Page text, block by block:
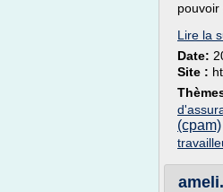
pouvoir
Lire la
Date:
Site :
(cpam)